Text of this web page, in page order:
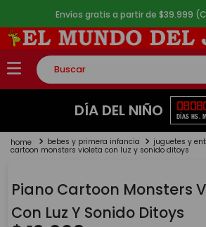
Envíos gratis a partir de $39.999
Buscar
TÉRMINOS MÁS BUSCADOS
2.
lego
4 .
monopatin
5. toy story
DÍA DEL NIÑO 08
DÍAS
08
HS.
bebes y primera infancia juguetes y
cartoon monsters violeta con luz y sonido ditoys
Piano Cartoon Monsters
Con Luz Y Sonido Ditoys